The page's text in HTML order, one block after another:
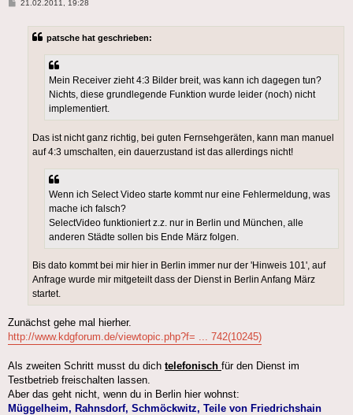
Beitrag
21.02.2011, 19:28
patsche hat geschrieben:
Mein Receiver zieht 4:3 Bilder breit, was kann ich dagegen tun?
Nichts, diese grundlegende Funktion wurde leider (noch) nicht
implementiert.
Das ist nicht ganz richtig, bei guten Fernsehgeräten, kann man manuel
auf 4:3 umschalten, ein dauerzustand ist das allerdings nicht!
Wenn ich Select Video starte kommt nur eine Fehlermeldung, was
mache ich falsch?
SelectVideo funktioniert z.z. nur in Berlin und München, alle
anderen Städte sollen bis Ende März folgen.
Bis dato kommt bei mir hier in Berlin immer nur der 'Hinweis 101', auf
Anfrage wurde mir mitgeteilt dass der Dienst in Berlin Anfang März
startet.
Zunächst gehe mal hierher.
http://www.kdgforum.de/viewtopic.php?f= ... 742(10245)
Als zweiten Schritt musst du dich telefonisch für den Dienst im
Testbetrieb freischalten lassen.
Aber das geht nicht, wenn du in Berlin hier wohnst:
Müggelheim, Rahnsdorf, Schmöckwitz, Teile von Friedrichshain